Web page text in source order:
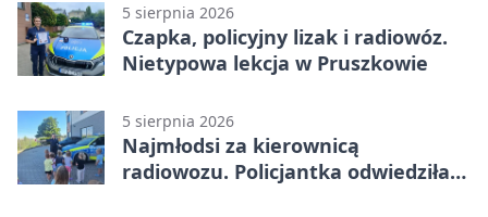
5 sierpnia 2026
Czapka, policyjny lizak i radiowóz.
Nietypowa lekcja w Pruszkowie
5 sierpnia 2026
Najmłodsi za kierownicą
radiowozu. Policjantka odwiedziła